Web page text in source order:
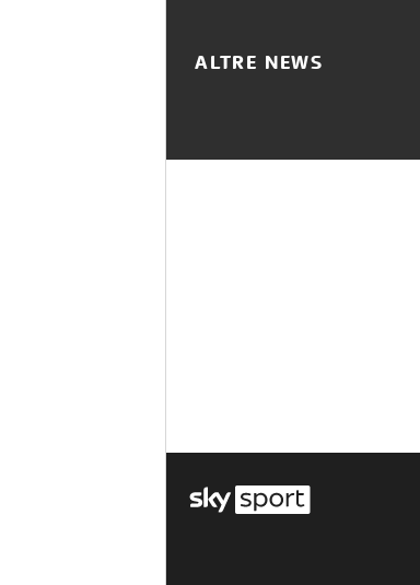
ALTRE NEWS